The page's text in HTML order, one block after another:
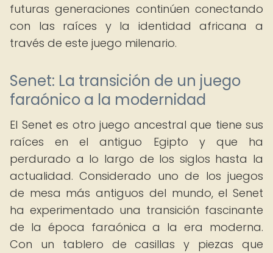
futuras generaciones continúen conectando
con las raíces y la identidad africana a
través de este juego milenario.
Senet: La transición de un juego
faraónico a la modernidad
El Senet es otro juego ancestral que tiene sus
raíces en el antiguo Egipto y que ha
perdurado a lo largo de los siglos hasta la
actualidad. Considerado uno de los juegos
de mesa más antiguos del mundo, el Senet
ha experimentado una transición fascinante
de la época faraónica a la era moderna.
Con un tablero de casillas y piezas que